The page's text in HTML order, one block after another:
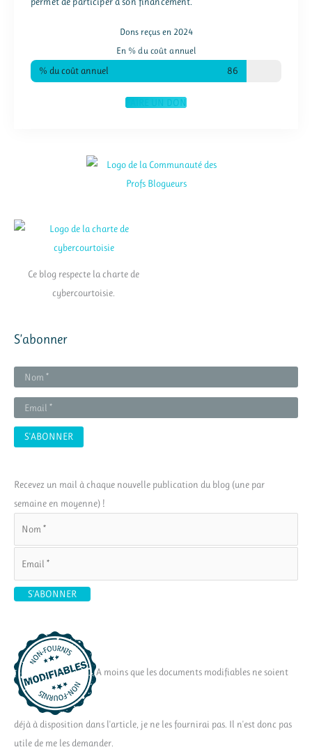
Dons reçus en 2024
En % du coût annuel
% du coût annuel 86
FAIRE UN DON
Ce blog respecte la charte de
cybercourtoisie.
S’abonner
Recevez un mail à chaque nouvelle publication du blog (une par
semaine en moyenne) !
A moins que les documents modifiables ne soient
déjà à disposition dans l'article, je ne les fournirai pas. Il n'est donc pas
utile de me les demander.